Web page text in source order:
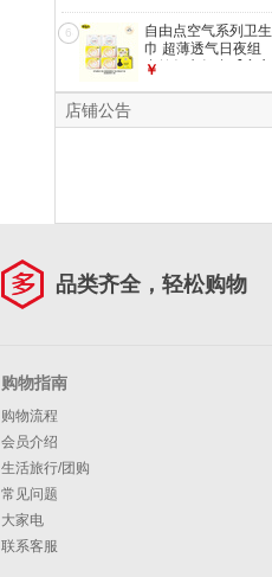
6
自由点空气系列卫生
巾 超薄透气日夜组
合姨妈巾组合【安心
￥
店铺公告
品类齐全，轻松购物
购物指南
购物流程
会员介绍
生活旅行/团购
常见问题
大家电
联系客服